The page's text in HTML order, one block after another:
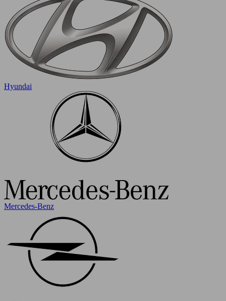
Hyundai
Mercedes-Benz